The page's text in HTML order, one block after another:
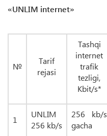
«UNLIM internet»
№
Tarif
rejasi
Tashqi
internet
trafik
tezligi,
Kbit/s*
1
UNLIM
256 kb/s
256 kb/s
gacha